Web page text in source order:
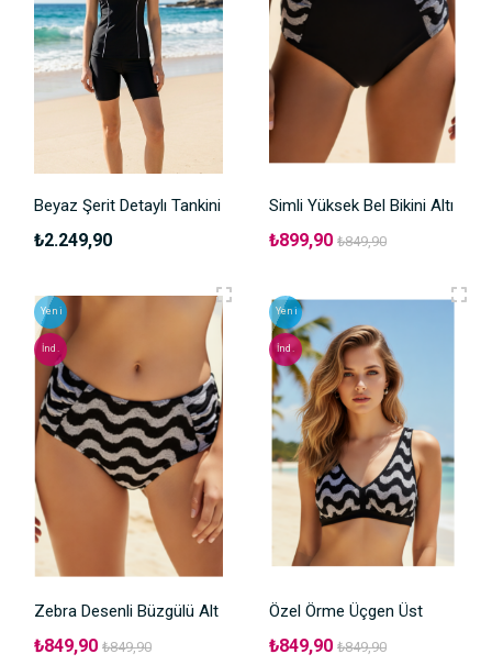
Beyaz Şerit Detaylı Tankini
₺2.249,90
Simli Yüksek Bel Bikini Altı
₺899,90 ₺849,90
Yeni
İnd.
Zebra Desenli Büzgülü Alt
₺849,90 ₺849,90
Yeni
İnd.
Özel Örme Üçgen Üst
₺849,90 ₺849,90